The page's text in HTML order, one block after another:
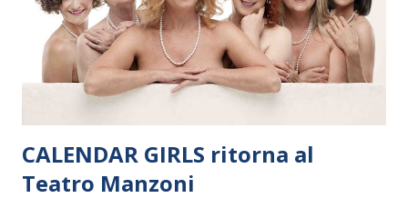
volta. L’orchestra, fondata nel 2008 da Kristjan Järvi (affiancato
da un prestigioso consiglio di consulent...
CALENDAR GIRLS ritorna al
Teatro Manzoni